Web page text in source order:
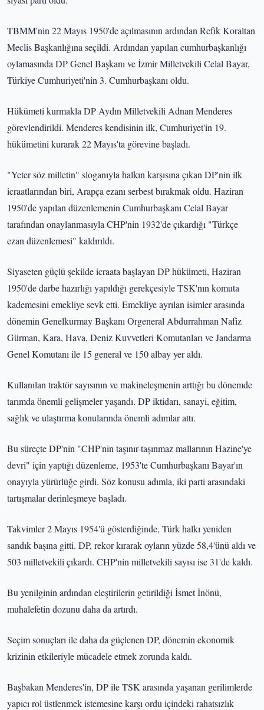
TBMM'nin 22 Mayıs 1950'de açılmasının ardından Refik Koraltan
Meclis Başkanlığına seçildi. Ardından yapılan cumhurbaşkanlığı
oylamasında DP Genel Başkanı ve İzmir Milletvekili Celal Bayar,
Türkiye Cumhuriyeti'nin 3. Cumhurbaşkanı oldu.
Hükümeti kurmakla DP Aydın Milletvekili Adnan Menderes
görevlendirildi. Menderes kendisinin ilk, Cumhuriyet'in 19.
hükümetini kurarak 22 Mayıs'ta görevine başladı.
"Yeter söz milletin" sloganıyla halkın karşısına çıkan DP'nin ilk
icraatlarından biri, Arapça ezanı serbest bırakmak oldu. Haziran
1950'de yapılan düzenlemenin Cumhurbaşkanı Celal Bayar
tarafından onaylanmasıyla CHP'nin 1932'de çıkardığı "Türkçe
ezan düzenlemesi" kaldırıldı.
Siyaseten güçlü şekilde icraata başlayan DP hükümeti, Haziran
1950'de darbe hazırlığı yapıldığı gerekçesiyle TSK'nın komuta
kademesini emekliye sevk etti. Emekliye ayrılan isimler arasında
dönemin Genelkurmay Başkanı Orgeneral Abdurrahman Nafiz
Gürman, Kara, Hava, Deniz Kuvvetleri Komutanları ve Jandarma
Genel Komutanı ile 15 general ve 150 albay yer aldı.
Kullanılan traktör sayısının ve makineleşmenin arttığı bu dönemde
tarımda önemli gelişmeler yaşandı. DP iktidarı, sanayi, eğitim,
sağlık ve ulaştırma konularında önemli adımlar attı.
Bu süreçte DP'nin "CHP'nin taşınır-taşınmaz mallarının Hazine'ye
devri" için yaptığı düzenleme, 1953'te Cumhurbaşkanı Bayar'ın
onayıyla yürürlüğe girdi. Söz konusu adımla, iki parti arasındaki
tartışmalar derinleşmeye başladı.
Takvimler 2 Mayıs 1954'ü gösterdiğinde, Türk halkı yeniden
sandık başına gitti. DP, rekor kırarak oyların yüzde 58,4'ünü aldı ve
503 milletvekili çıkardı. CHP'nin milletvekili sayısı ise 31'de kaldı.
Bu yenilginin ardından eleştirilerin getirildiği İsmet İnönü,
muhalefetin dozunu daha da artırdı.
Seçim sonuçları ile daha da güçlenen DP, dönemin ekonomik
krizinin etkileriyle mücadele etmek zorunda kaldı.
Başbakan Menderes'in, DP ile TSK arasında yaşanan gerilimlerde
yapıcı rol üstlenmek istemesine karşı ordu içindeki rahatsızlık